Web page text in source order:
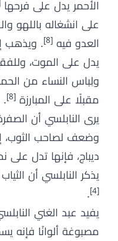
الأحمر يدل على فرحها
على انشغاله باللهو
العدو فيه [8] . ويذهب
يدل على الموت،
ولِباس النساء من
مقبلًا على المبارزة [8]
.
يرى النابلسي أن
وضعف لصاحب الثوب،
ديباج، فإنها تدل
يذكر النابلسي أن
[4]
.
يفيد عبد الغني
مصبوغة ألوانًا فإنه